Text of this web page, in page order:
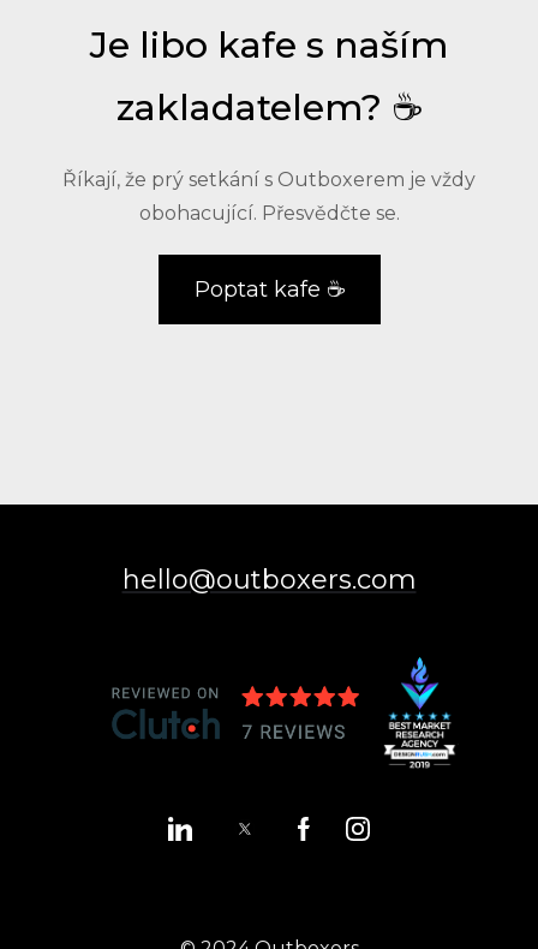
Je libo kafe s naším
zakladatelem? ☕
Říkají, že prý setkání s Outboxerem je vždy
obohacující. Přesvědčte se.
Poptat kafe ☕
hello@outboxers.com